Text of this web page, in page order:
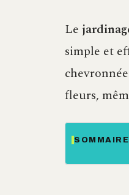
Le
simple et
fleurs,
SOMMAIRE